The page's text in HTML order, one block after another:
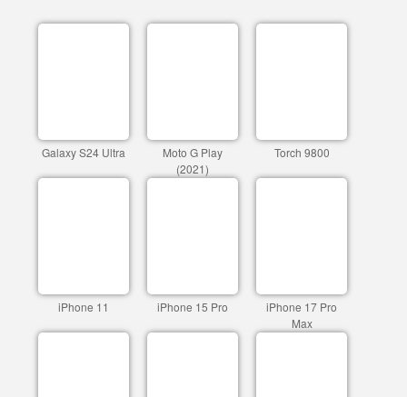
Galaxy S24 Ultra
Moto G Play
(2021)
Torch 9800
iPhone 11 iPhone 15 Pro
iPhone 17 Pro
Max